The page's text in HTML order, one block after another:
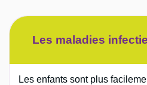
Les maladies
Les enfants sont plus